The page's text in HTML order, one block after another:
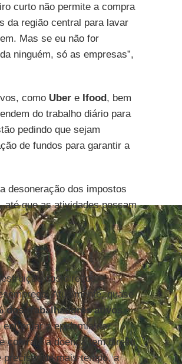
curto não permite a compra
da região central para lavar
Mas se eu não for
ninguém, só as empresas”,
como Ubere Ifood, bem
do trabalho diário para
pedindo que sejam
de fundos para garantir a
desoneração dos impostos
até que as atividades possam
dos direitos
Atualmente, quase
dos trabalhadores ativos
a epidemia de
contraia a doença tem direito
precisar de mais tempo, a